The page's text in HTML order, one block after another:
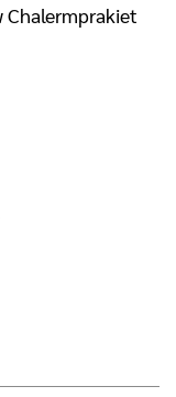
Chalermprakiet